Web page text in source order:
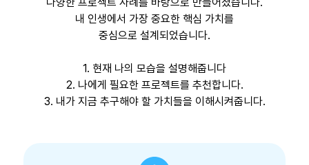
내 인생에서 가장 중요한 핵심 가치를
중심으로 설계되었습니다.
1. 현재 나의 모습을 설명해줍니다
2. 나에게 필요한 프로젝트를 추천합니다.
3. 내가 지금 추구해야 할 가치들을 이해시켜줍니다.